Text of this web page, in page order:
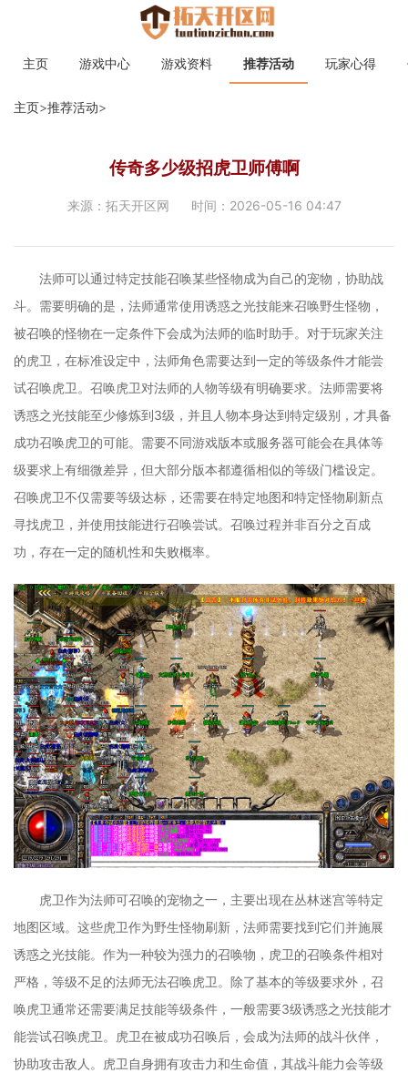
主页 游戏中心 游戏资料 推荐活动 玩家心得
主页>推荐活动>
传奇多少级招虎卫师傅啊
来源：拓天开区网 时间：2026-05-16 04:47
法师可以通过特定技能召唤某些怪物成为自己的宠物，协助战
斗。需要明确的是，法师通常使用诱惑之光技能来召唤野生怪物，
被召唤的怪物在一定条件下会成为法师的临时助手。对于玩家关注
的虎卫，在标准设定中，法师角色需要达到一定的等级条件才能尝
试召唤虎卫。召唤虎卫对法师的人物等级有明确要求。法师需要将
诱惑之光技能至少修炼到3级，并且人物本身达到特定级别，才具备
成功召唤虎卫的可能。需要不同游戏版本或服务器可能会在具体等
级要求上有细微差异，但大部分版本都遵循相似的等级门槛设定。
召唤虎卫不仅需要等级达标，还需要在特定地图和特定怪物刷新点
寻找虎卫，并使用技能进行召唤尝试。召唤过程并非百分之百成
功，存在一定的随机性和失败概率。
虎卫作为法师可召唤的宠物之一，主要出现在丛林迷宫等特定
地图区域。这些虎卫作为野生怪物刷新，法师需要找到它们并施展
诱惑之光技能。作为一种较为强力的召唤物，虎卫的召唤条件相对
严格，等级不足的法师无法召唤虎卫。除了基本的等级要求外，召
唤虎卫通常还需要满足技能等级条件，一般需要3级诱惑之光技能才
能尝试召唤虎卫。虎卫在被成功召唤后，会成为法师的战斗伙伴，
协助攻击敌人。虎卫自身拥有攻击力和生命值，其战斗能力会等级